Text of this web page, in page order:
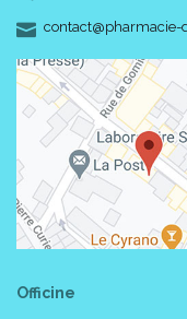
contact-
@-
pharmacie-
Officine